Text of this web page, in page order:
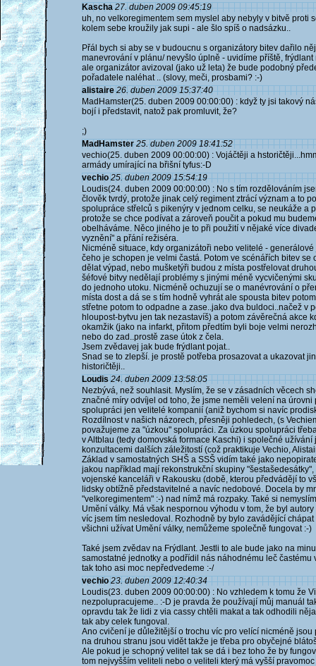
Kascha 27. duben 2009 09:45:19
uh, no velkoregimentem sem myslel aby nebyly v bitvě proti
kolem sebe kroužily jak supi - ale šlo spíš o nadsázku..
Přál bych si aby se v budoucnu s organizátory bitev dařilo
manevrování v plánu/ nevyšlo úplně - uvidíme příště,
ale organizátor avizoval (jako už leta) že bude podobný
pořadatele naléhat .. (slovy, meči, prosbami? :-)
alistaire 26. duben 2009 15:37:40
MadHamster(25. duben 2009 00:00:00) : když ty jsi takový
bojí i představit, natož pak promluvit, že?
;)
MadHamster 25. duben 2009 18:41:52
vechio(25. duben 2009 00:00:00) : Vojáčtěji a
armády umírající na břišní tyfus:-D
vechio 25. duben 2009 15:54:19
Loudis(24. duben 2009 00:00:00) : No s tím rozdělováním
člověk tvrdý, protože jinak celý regiment ztrácí význam a to
spolupráce střelců s pikenýry v jednom celku, se neukáže a
protože se chce podívat a zároveň poučit a pokud mu
obelháváme. Něco jiného je to při použití v nějaké více
vyznění" a přání režiséra.
Nicméně situace, kdy organizátoři nebo velitelé -
čeho je schopen je velmi častá. Potom ve scénářích bitev
dělat výpad, nebo mušketýři budou z místa postřelovat
šéfové bitvy nedělají problémy s jinými méně vycvičenými
do jednoho utoku. Nicméně ochuzují se o manévrování o
místa dost a dá se s tím hodně vyhrát ale spousta bitev
střetne potom to odpadne a zase..jako dva buldoci..načež v
hloupost-bytvu jen tak nezastavíš) a potom závěrečná akce
okamžik (jako na infarkt, přitom předtím byli boje velmi
nebo do zad..prostě zase útok z čela.
Jsem zvědavej jak bude frýdlant pojat..
Snad se to zlepší. je prostě potřeba prosazovat a ukazovat
historičtěji..
Loudis 24. duben 2009 13:58:05
Nezbývá, než souhlasit. Myslím, že se v zásadních věcech
značné míry odvíjel od toho, že jsme neměli velení na
spolupráci jen velitelé kompanií (aniž bychom si navíc
Rozdílnost v našich názorech, přesněji pohledech, (s
považujeme za "úzkou" spolupráci. Za úzkou spolupráci
v Altblau (tedy domovská formace Kaschi) i společné
konzultacemi dalších záležitostí (což praktikuje Vechio,
Základ v samostatných SHŠ a SSŠ vidím také jako
jakou například mají rekonstrukční skupiny
vojenské kanceláři v Rakousku (době, kterou předvádějí to
lidsky obtížně představitelné a navíc nedobové. Docela by
"velkoregimentem" :-) nad nímž má rozpaky. Také si
Umění války. Má však nespornou výhodu v tom, že byl
víc jsem tím nesledoval. Rozhodně by bylo zavádějící
všichni užívat Umění války, nemůžeme společně fungovat :-)
Také jsem zvědav na Frýdlant. Jestli to ale bude jako na
samostatné jednotky a podřídil nás náhodnému leč
tak toho asi moc nepředvedeme :-/
vechio 23. duben 2009 12:40:34
Loudis(23. duben 2009 00:00:00) : No vzhledem k tomu že
nezpolupracujeme.. :-D je pravda že používají můj manuál
opravdu tak že lidi z via cassy chtěli makat a tak odhodili
tak aby celek fungoval.
Ano cvičení je důležitější o trochu víc pro velící nicméně
na druhou stranu jsou vidět takže je třeba pro obyčejné
Ale pokud je schopný velitel tak se dá i bez toho že by
tom nejvyšším veliteli nebo o veliteli který má vyšší